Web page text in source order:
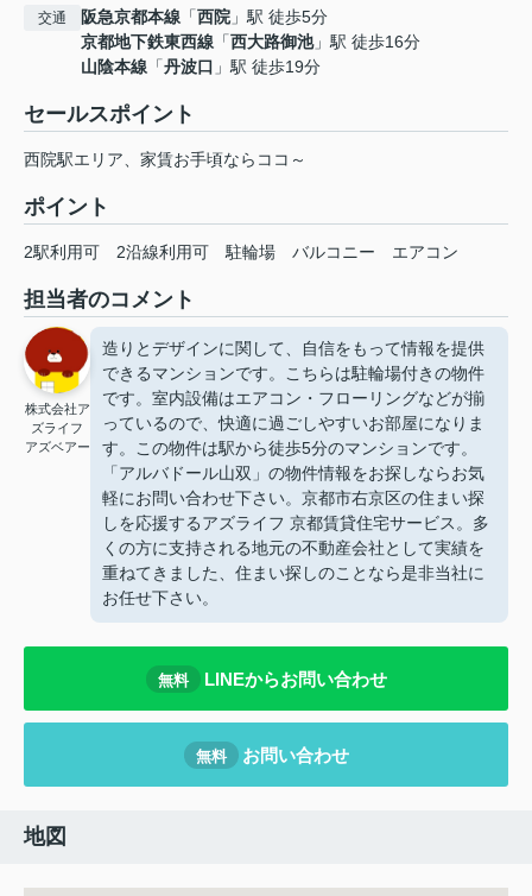
交通 阪急京都本線 「西院 」駅 徒歩5分
京都地下鉄東西線 「西大路御池」駅 徒歩16分
山陰本線 「丹波口 」駅 徒歩19分
セールスポイント
西院駅エリア、家賃お手頃ならココ～
ポイント
2駅利用可 2沿線利用可 駐輪場 バルコニー エアコン
担当者のコメント
株式会社ア
ズライフ
アズベアー
造りとデザインに関して、自信をもって情報を提供
できるマンションです。こちらは駐輪場付きの物件
です。室内設備はエアコン・フローリングなどが揃
っているので、快適に過ごしやすいお部屋になりま
す。この物件は駅から徒歩5分のマンションです。
「アルバドール山双」の物件情報をお探しならお気
軽にお問い合わせ下さい。京都市右京区の住まい探
しを応援するアズライフ 京都賃貸住宅サービス。多
くの方に支持される地元の不動産会社として実績を
重ねてきました、住まい探しのことなら是非当社に
お任せ下さい。
無料 LINEからお問い合わせ
無料 お問い合わせ
地図